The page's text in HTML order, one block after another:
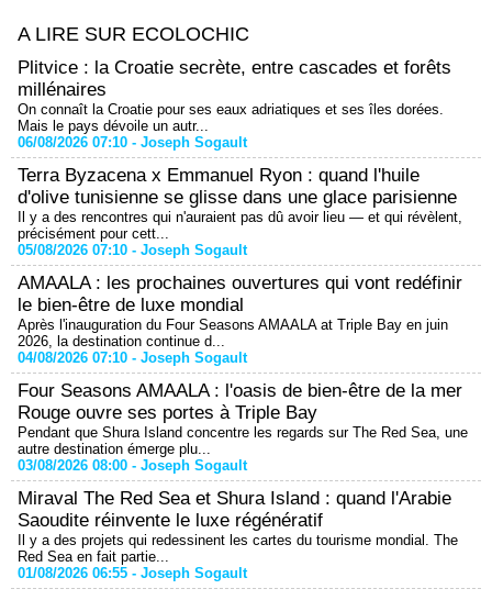
A LIRE SUR ECOLOCHIC
Plitvice : la Croatie secrète, entre cascades et forêts
millénaires
On connaît la Croatie pour ses eaux adriatiques et ses îles dorées.
Mais le pays dévoile un autr...
06/08/2026 07:10 - Joseph Sogault
Terra Byzacena x Emmanuel Ryon : quand l'huile
d'olive tunisienne se glisse dans une glace parisienne
Il y a des rencontres qui n'auraient pas dû avoir lieu — et qui révèlent,
précisément pour cett...
05/08/2026 07:10 - Joseph Sogault
AMAALA : les prochaines ouvertures qui vont redéfinir
le bien-être de luxe mondial
Après l'inauguration du Four Seasons AMAALA at Triple Bay en juin
2026, la destination continue d...
04/08/2026 07:10 - Joseph Sogault
Four Seasons AMAALA : l'oasis de bien-être de la mer
Rouge ouvre ses portes à Triple Bay
Pendant que Shura Island concentre les regards sur The Red Sea, une
autre destination émerge plu...
03/08/2026 08:00 - Joseph Sogault
Miraval The Red Sea et Shura Island : quand l'Arabie
Saoudite réinvente le luxe régénératif
Il y a des projets qui redessinent les cartes du tourisme mondial. The
Red Sea en fait partie...
01/08/2026 06:55 - Joseph Sogault